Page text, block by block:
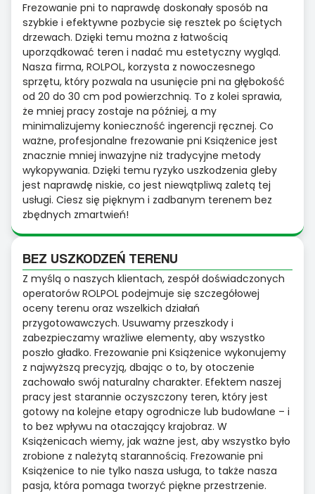
Frezowanie pni to naprawdę doskonały sposób na
szybkie i efektywne pozbycie się resztek po ściętych
drzewach. Dzięki temu można z łatwością
uporządkować teren i nadać mu estetyczny wygląd.
Nasza firma, ROLPOL, korzysta z nowoczesnego
sprzętu, który pozwala na usunięcie pni na głębokość
od 20 do 30 cm pod powierzchnią. To z kolei sprawia,
że mniej pracy zostaje na później, a my
minimalizujemy konieczność ingerencji ręcznej. Co
ważne, profesjonalne frezowanie pni Książenice jest
znacznie mniej inwazyjne niż tradycyjne metody
wykopywania. Dzięki temu ryzyko uszkodzenia gleby
jest naprawdę niskie, co jest niewątpliwą zaletą tej
usługi. Ciesz się pięknym i zadbanym terenem bez
zbędnych zmartwień!
BEZ USZKODZEŃ TERENU
Z myślą o naszych klientach, zespół doświadczonych
operatorów ROLPOL podejmuje się szczegółowej
oceny terenu oraz wszelkich działań
przygotowawczych. Usuwamy przeszkody i
zabezpieczamy wrażliwe elementy, aby wszystko
poszło gładko. Frezowanie pni Książenice wykonujemy
z najwyższą precyzją, dbając o to, by otoczenie
zachowało swój naturalny charakter. Efektem naszej
pracy jest starannie oczyszczony teren, który jest
gotowy na kolejne etapy ogrodnicze lub budowlane – i
to bez wpływu na otaczający krajobraz. W
Książenicach wiemy, jak ważne jest, aby wszystko było
zrobione z należytą starannością. Frezowanie pni
Książenice to nie tylko nasza usługa, to także nasza
pasja, która pomaga tworzyć piękne przestrzenie.